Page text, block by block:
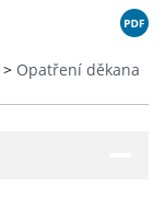
> Opatření děkana